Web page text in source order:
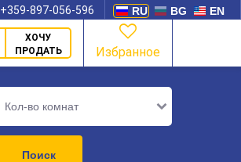
RU BG EN
+359-897-056-596
ХОЧУ
ПРОДАТЬ
Избранное
Кол-во комнат
Поиск